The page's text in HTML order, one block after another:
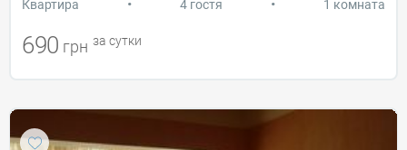
Квартира • 4 гостя • 1 комната
690 грн за сутки